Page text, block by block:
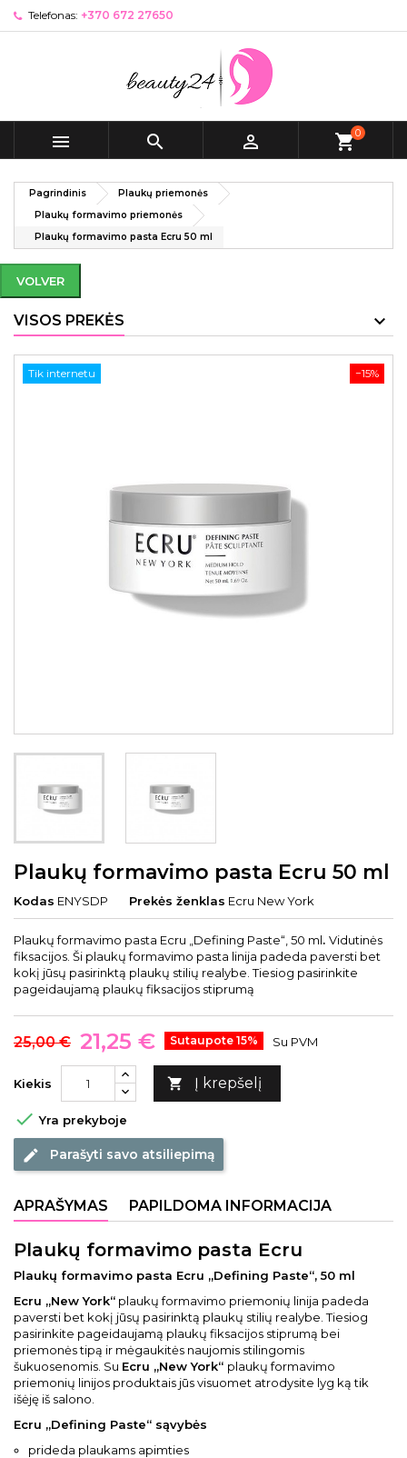
Telefonas: +370 672 27650
   shopping_cart0
Pagrindinis
Plaukų priemonės
Plaukų formavimo priemonės
Plaukų formavimo pasta Ecru 50 ml
VOLVER
VISOS PREKĖS
−15%
Tik internetu
Plaukų formavimo pasta Ecru 50 ml
Kodas ENYSDP Prekės ženklas Ecru New York
Plaukų formavimo pasta Ecru „Defining Paste“, 50 ml. Vidutinės
fiksacijos. Ši plaukų formavimo pasta linija padeda paversti bet
kokį jūsų pasirinktą plaukų stilių realybe. Tiesiog pasirinkite
pageidaujamą plaukų fiksacijos stiprumą
25,00 € 21,25 € Sutaupote 15% Su PVM
Kiekis  Į krepšelį
 Yra prekyboje
edit Parašyti savo atsiliepimą
APRAŠYMAS PAPILDOMA INFORMACIJA
Plaukų formavimo pasta Ecru
Plaukų formavimo pasta Ecru „Defining Paste“, 50 ml
Ecru „New York“ plaukų formavimo priemonių linija padeda
paversti bet kokį jūsų pasirinktą plaukų stilių realybe. Tiesiog
pasirinkite pageidaujamą plaukų fiksacijos stiprumą bei
priemonės tipą ir mėgaukitės naujomis stilingomis
šukuosenomis. Su Ecru „New York“ plaukų formavimo
priemonių linijos produktais jūs visuomet atrodysite lyg ką tik
išėję iš salono.
Ecru „Defining Paste“ sąvybės
prideda plaukams apimties